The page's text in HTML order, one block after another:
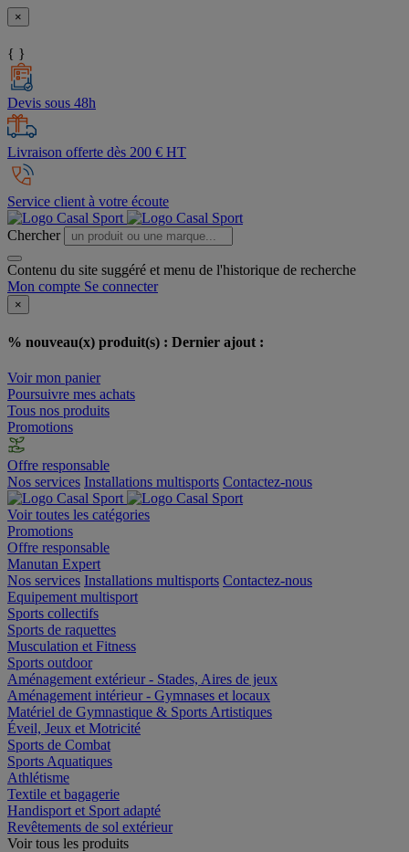
×
{ }
Devis sous 48h
Livraison offerte dès 200 € HT
Service client à votre écoute
Chercher
Contenu du site suggéré et menu de l'historique de recherche
Mon compte Se connecter
×
% nouveau(x) produit(s) : Dernier ajout :
Voir mon panier
Poursuivre mes achats
Tous nos produits
Promotions
Offre responsable
Nos services Installations multisports Contactez-nous
Voir toutes les catégories
Promotions
Offre responsable
Manutan Expert
Nos services Installations multisports Contactez-nous
Equipement multisport
Sports collectifs
Sports de raquettes
Musculation et Fitness
Sports outdoor
Aménagement extérieur - Stades, Aires de jeux
Aménagement intérieur - Gymnases et locaux
Matériel de Gymnastique & Sports Artistiques
Éveil, Jeux et Motricité
Sports de Combat
Sports Aquatiques
Athlétisme
Textile et bagagerie
Handisport et Sport adapté
Revêtements de sol extérieur
Voir tous les produits